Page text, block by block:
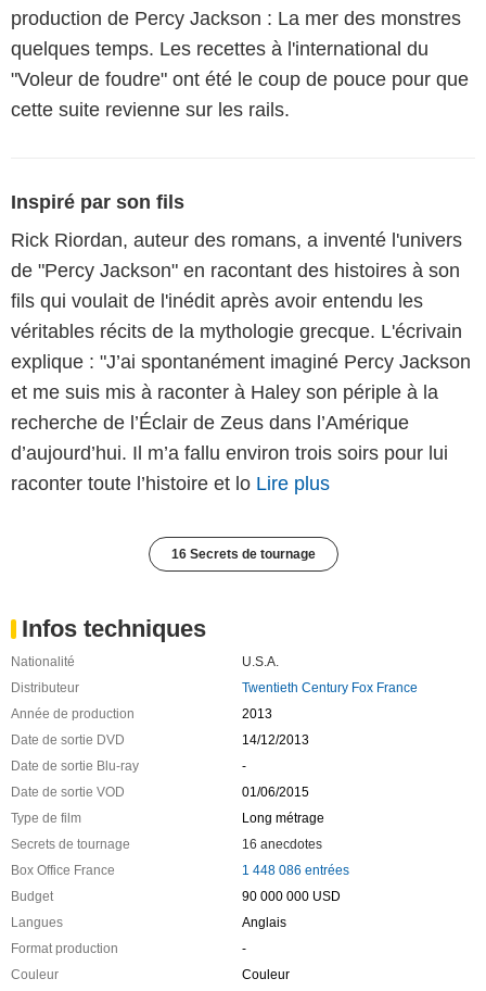
production de Percy Jackson : La mer des monstres
quelques temps. Les recettes à l'international du
"Voleur de foudre" ont été le coup de pouce pour que
cette suite revienne sur les rails.
Inspiré par son fils
Rick Riordan, auteur des romans, a inventé l'univers
de "Percy Jackson" en racontant des histoires à son
fils qui voulait de l'inédit après avoir entendu les
véritables récits de la mythologie grecque. L'écrivain
explique : "J’ai spontanément imaginé Percy Jackson
et me suis mis à raconter à Haley son périple à la
recherche de l’Éclair de Zeus dans l’Amérique
d’aujourd’hui. Il m’a fallu environ trois soirs pour lui
raconter toute l’histoire et lo Lire plus
16 Secrets de tournage
Infos techniques
Nationalité
U.S.A.
Distributeur
Twentieth Century Fox France
Année de production
2013
Date de sortie DVD
14/12/2013
Date de sortie Blu-ray
-
Date de sortie VOD
01/06/2015
Type de film
Long métrage
Secrets de tournage
16 anecdotes
Box Office France
1 448 086 entrées
Budget
90 000 000 USD
Langues
Anglais
Format production
-
Couleur
Couleur